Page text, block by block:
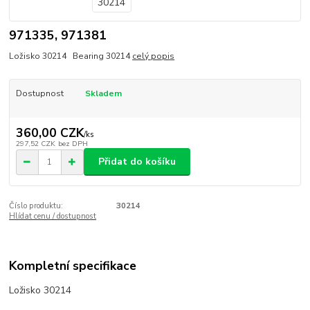
971335, 971381
Ložisko 30214 Bearing 30214celý popis
Dostupnost Skladem
360,00 CZK/ks
297,52 CZK bez DPH
Přidat do košíku
Číslo produktu:
30214
Hlídat cenu / dostupnost
Kompletní specifikace
Ložisko 30214